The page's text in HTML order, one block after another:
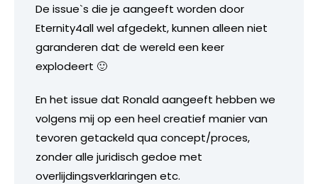
De issue`s die je aangeeft worden door
Eternity4all wel afgedekt, kunnen alleen niet
garanderen dat de wereld een keer
explodeert 🙂
En het issue dat Ronald aangeeft hebben we
volgens mij op een heel creatief manier van
tevoren getackeld qua concept/proces,
zonder alle juridisch gedoe met
overlijdingsverklaringen etc.